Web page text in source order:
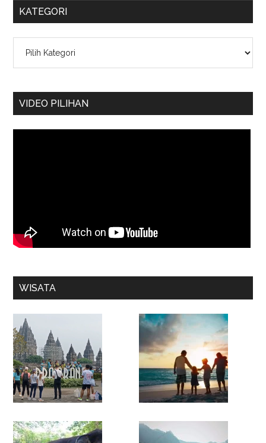
KATEGORI
VIDEO PILIHAN
WISATA